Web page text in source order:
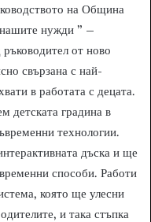
на Община
нашите нужди ” –
от ново
свързана с най-
в работата с децата.
детската градина в
технологии.
дъска и ще
способи. Работи
която ще улесни
и така стъпка